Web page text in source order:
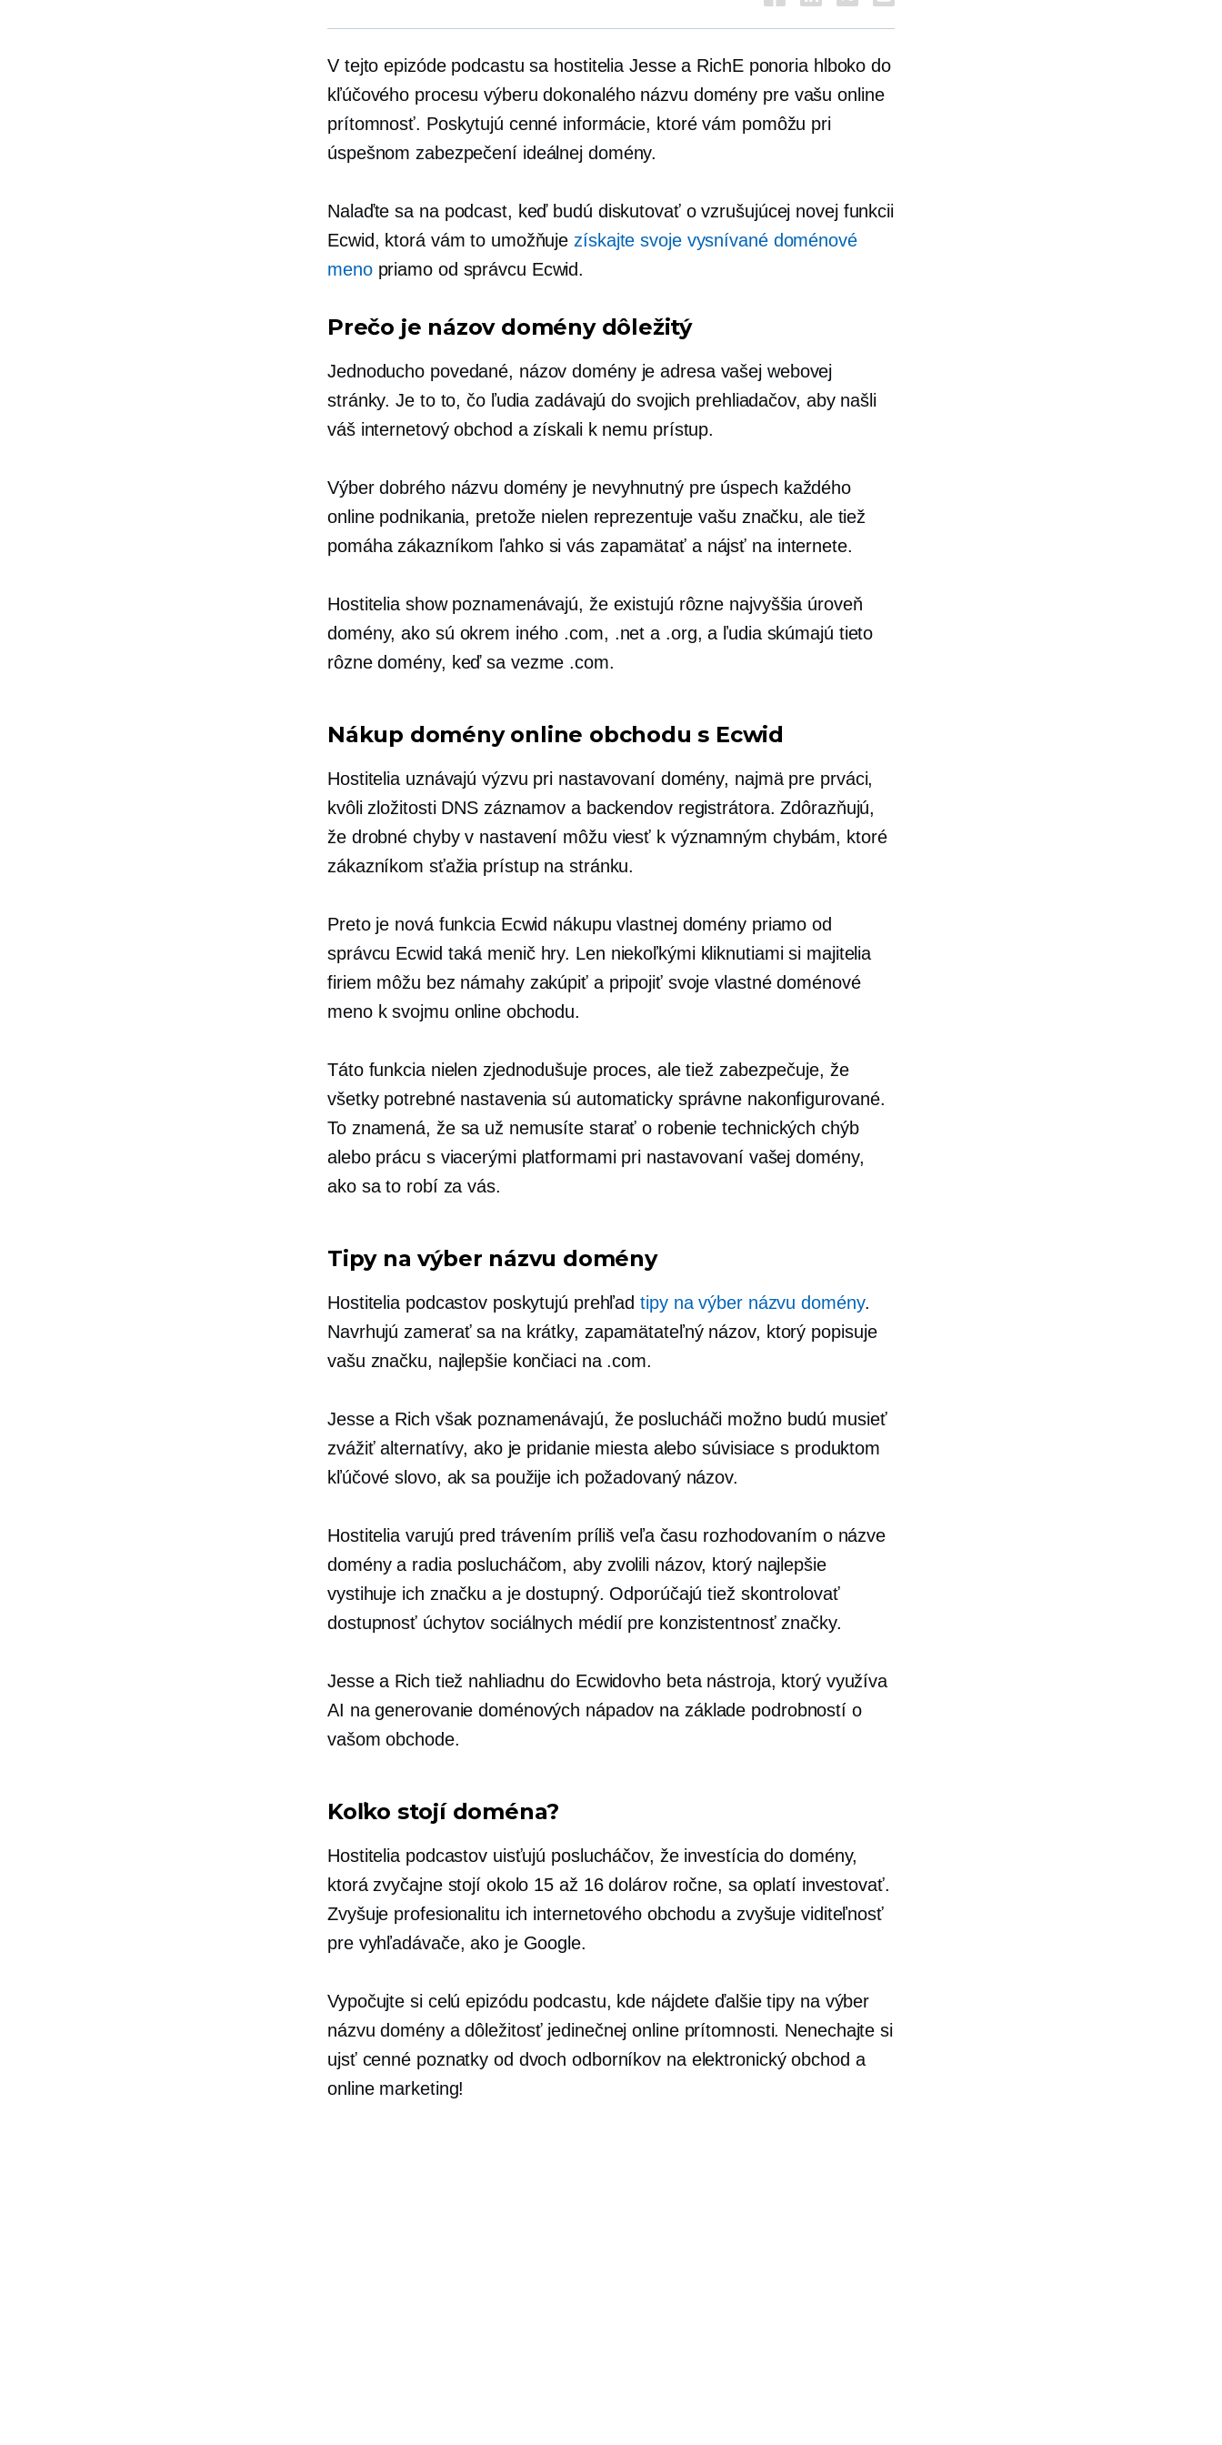
V tejto epizóde podcastu sa hostitelia Jesse a RichE ponoria hlboko do
kľúčového procesu výberu dokonalého názvu domény pre vašu online
prítomnosť. Poskytujú cenné informácie, ktoré vám pomôžu pri
úspešnom zabezpečení ideálnej domény.
Nalaďte sa na podcast, keď budú diskutovať o vzrušujúcej novej funkcii
Ecwid, ktorá vám to umožňuje získajte svoje vysnívané doménové
menopriamo od správcu Ecwid.
Prečo je názov domény dôležitý
Jednoducho povedané, názov domény je adresa vašej webovej
stránky. Je to to, čo ľudia zadávajú do svojich prehliadačov, aby našli
váš internetový obchod a získali k nemu prístup.
Výber dobrého názvu domény je nevyhnutný pre úspech každého
online podnikania, pretože nielen reprezentuje vašu značku, ale tiež
pomáha zákazníkom ľahko si vás zapamätať a nájsť na internete.
Hostitelia show poznamenávajú, že existujú rôzne najvyššia úroveň
domény, ako sú okrem iného .com, .net a .org, a ľudia skúmajú tieto
rôzne domény, keď sa vezme .com.
Nákup domény online obchodu s Ecwid
Hostitelia uznávajú výzvu pri nastavovaní domény, najmä pre prváci,
kvôli zložitosti DNS záznamov a backendov registrátora. Zdôrazňujú,
že drobné chyby v nastavení môžu viesť k významným chybám, ktoré
zákazníkom sťažia prístup na stránku.
Preto je nová funkcia Ecwid nákupu vlastnej domény priamo od
správcu Ecwid taká menič hry. Len niekoľkými kliknutiami si majitelia
firiem môžu bez námahy zakúpiť a pripojiť svoje vlastné doménové
meno k svojmu online obchodu.
Táto funkcia nielen zjednodušuje proces, ale tiež zabezpečuje, že
všetky potrebné nastavenia sú automaticky správne nakonfigurované.
To znamená, že sa už nemusíte starať o robenie technických chýb
alebo prácu s viacerými platformami pri nastavovaní vašej domény,
ako sa to robí za vás.
Tipy na výber názvu domény
Hostitelia podcastov poskytujú prehľadtipy na výber názvu domény.
Navrhujú zamerať sa na krátky, zapamätateľný názov, ktorý popisuje
vašu značku, najlepšie končiaci na .com.
Jesse a Rich však poznamenávajú, že poslucháči možno budú musieť
zvážiť alternatívy, ako je pridanie miesta alebosúvisiace s produktom
kľúčové slovo, ak sa použije ich požadovaný názov.
Hostitelia varujú pred trávením príliš veľa času rozhodovaním o názve
domény a radia poslucháčom, aby zvolili názov, ktorý najlepšie
vystihuje ich značku a je dostupný. Odporúčajú tiež skontrolovať
dostupnosť úchytov sociálnych médií pre konzistentnosť značky.
Jesse a Rich tiež nahliadnu do Ecwidovho beta nástroja, ktorý využíva
AI na generovanie doménových nápadov na základe podrobností o
vašom obchode.
Koľko stojí doména?
Hostitelia podcastov uisťujú poslucháčov, že investícia do domény,
ktorá zvyčajne stojí okolo 15 až 16 dolárov ročne, sa oplatí investovať.
Zvyšuje profesionalitu ich internetového obchodu a zvyšuje viditeľnosť
pre vyhľadávače, ako je Google.
Vypočujte si celú epizódu podcastu, kde nájdete ďalšie tipy na výber
názvu domény a dôležitosť jedinečnej online prítomnosti. Nenechajte si
ujsť cenné poznatky od dvoch odborníkov na elektronický obchod a
online marketing!